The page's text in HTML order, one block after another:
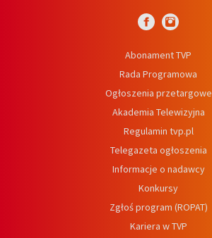
Abonament TVP
Rada Programowa
Ogłoszenia przetargowe
Akademia Telewizyjna
Regulamin tvp.pl
Telegazeta ogłoszenia
Informacje o nadawcy
Konkursy
Zgłoś program (ROPAT)
Kariera w TVP